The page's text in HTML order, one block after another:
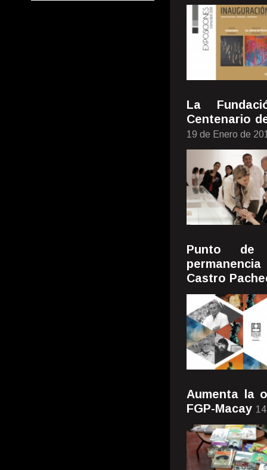
La
Centenario
19 de Enero de
Punto de
Castro
Aumenta la
FGP-Macay